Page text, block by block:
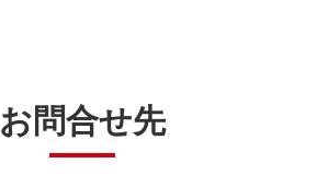
お問合せ先